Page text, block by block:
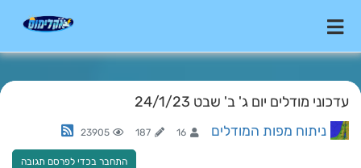
עדכוני מודלים יום ג' ב' שבט 24/1/23
ניתוח מפות המודלים 16
187
23905
התחבר בכדי לפרסם תגובה